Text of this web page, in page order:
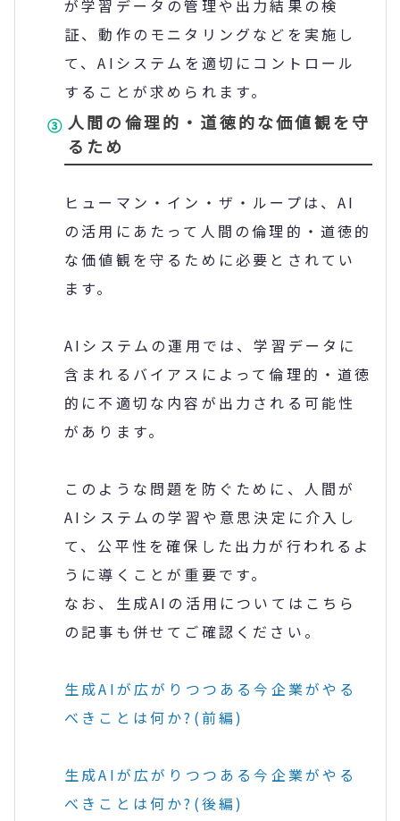
が学習データの管理や出力結果の検
証、動作のモニタリングなどを実施し
て、AI システムを適切にコントロール
することが求められます。
人間の倫理的・道徳的な価値観を守
るため
ヒューマン・イン・ザ・ループは、AI
の活用にあたって人間の倫理的・道徳的
な価値観を守るために必要とされてい
ます。
AI システムの運用では、学習データに
含まれるバイアスによって倫理的・道徳
的に不適切な内容が出力される可能性
があります。
このような問題を防ぐために、人間が
AI システムの学習や意思決定に介入し
て、公平性を確保した出力が行われるよ
うに導くことが重要です。
なお、生成AI の活用についてはこちら
の記事も併せてご確認ください。
生成AIが広がりつつある今企業がやる
べきことは何か?(前編)
生成AIが広がりつつある今企業がやる
べきことは何か?(後編)